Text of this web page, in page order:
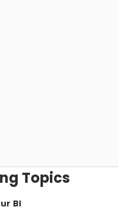
Topics
BI